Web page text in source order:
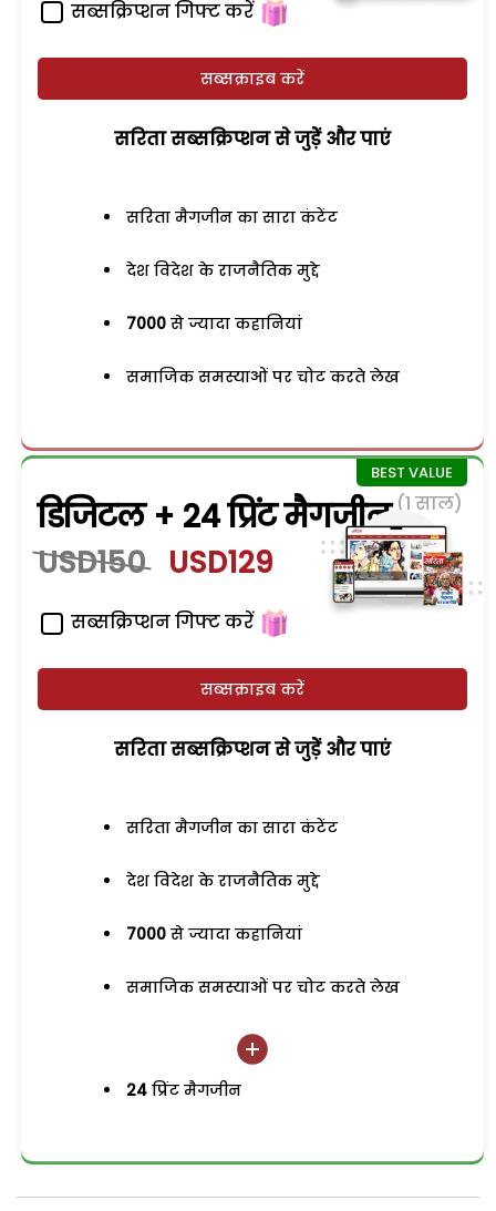
सब्सक्रिप्शन गिफ्ट करें
सब्सक्राइब करें
सरिता सब्सक्रिप्शन से जुड़ेें और पाएं
सरिता मैगजीन का सारा कंटेंट
देश विदेश के राजनैतिक मुद्दे
7000 से ज्यादा कहानियां
समाजिक समस्याओं पर चोट करते लेख
डिजिटल + 24 प्रिंट मैगजीन (1 साल)
USD150 USD129
सब्सक्रिप्शन गिफ्ट करें
सब्सक्राइब करें
सरिता सब्सक्रिप्शन से जुड़ेें और पाएं
सरिता मैगजीन का सारा कंटेंट
देश विदेश के राजनैतिक मुद्दे
7000 से ज्यादा कहानियां
समाजिक समस्याओं पर चोट करते लेख
24 प्रिंट मैगजीन